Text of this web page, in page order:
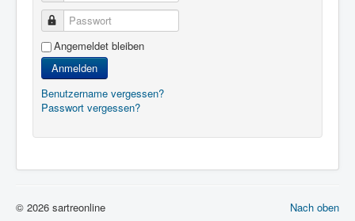
Passwort
Angemeldet bleiben
Anmelden
Benutzername vergessen?
Passwort vergessen?
Nach oben
© 2026 sartreonline